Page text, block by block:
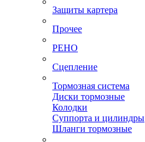
Защиты картера
Прочее
РЕНО
Сцепление
Тормозная система
Диски тормозные
Колодки
Суппорта и цилиндры
Шланги тормозные